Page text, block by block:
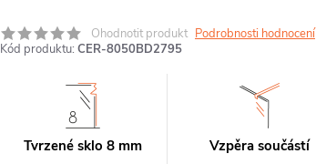
Ohodnotit produkt Podrobnosti hodnocení
Kód produktu: CER-8050BD2795
Tvrzené sklo 8 mm Vzpěra součástí